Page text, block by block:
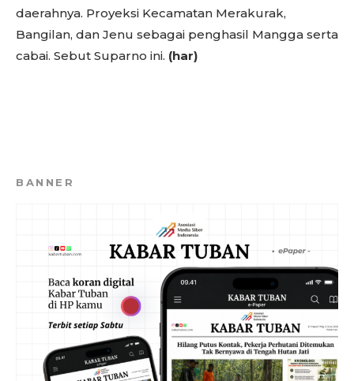
daerahnya. Proyeksi Kecamatan Merakurak,
Bangilan, dan Jenu sebagai penghasil Mangga serta
cabai. Sebut Suparno ini. (har)
BANNER